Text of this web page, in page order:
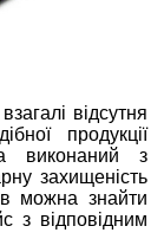
відсутня
продукції
виконаний з
захищеність
можна знайти
з відповідним